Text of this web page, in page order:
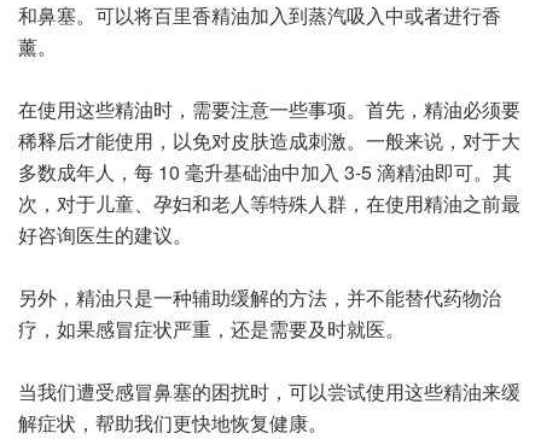
和鼻塞。可以将百里香精油加入到蒸汽吸入中或者进行香
薰。
在使用这些精油时，需要注意一些事项。首先，精油必须要
稀释后才能使用，以免对皮肤造成刺激。一般来说，对于大
多数成年人，每 10 毫升基础油中加入 3-5 滴精油即可。其
次，对于儿童、孕妇和老人等特殊人群，在使用精油之前最
好咨询医生的建议。
另外，精油只是一种辅助缓解的方法，并不能替代药物治
疗，如果感冒症状严重，还是需要及时就医。
当我们遭受感冒鼻塞的困扰时，可以尝试使用这些精油来缓
解症状，帮助我们更快地恢复健康。